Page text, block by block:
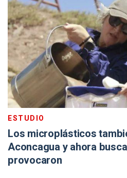
ESTUDIO
Los microplásticos
Aconcagua y ahora
provocaron